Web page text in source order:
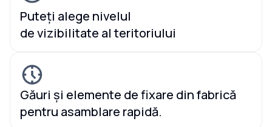
Puteți alege nivelul
de vizibilitate al teritoriului
Găuri și elemente de fixare din fabrică
pentru asamblare rapidă.